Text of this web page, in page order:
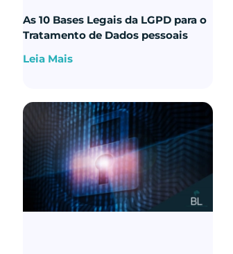
As 10 Bases Legais da LGPD para o
Tratamento de Dados pessoais
Leia Mais